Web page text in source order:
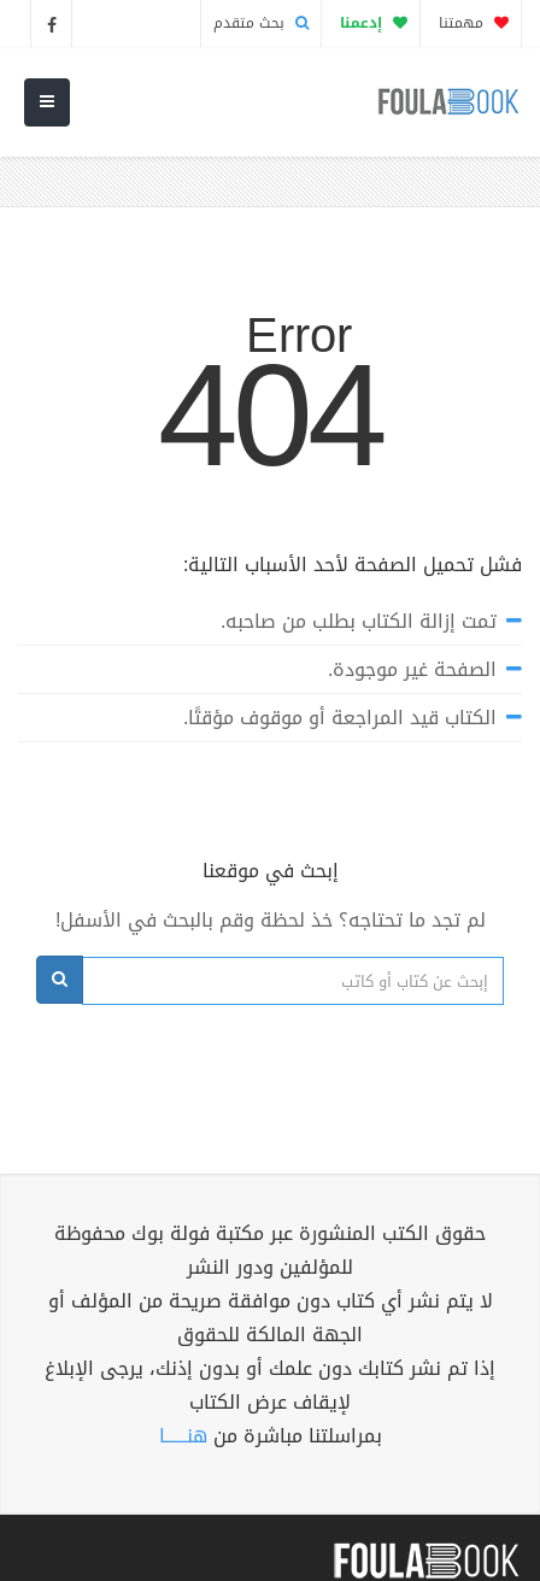
مهمتنا إدعمنا بحث متقدم
Error
404
فشل تحميل الصفحة لأحد الأسباب التالية:
تمت إزالة الكتاب بطلب من صاحبه.
الصفحة غير موجودة.
الكتاب قيد المراجعة أو موقوف مؤقتًا.
إبحث في موقعنا
لم تجد ما تحتاجه؟ خذ لحظة وقم بالبحث في الأسفل!
حقوق الكتب المنشورة عبر مكتبة فولة بوك محفوظة
للمؤلفين ودور النشر
لا يتم نشر أي كتاب دون موافقة صريحة من المؤلف أو
الجهة المالكة للحقوق
إذا تم نشر كتابك دون علمك أو بدون إذنك، يرجى الإبلاغ
لإيقاف عرض الكتاب
بمراسلتنا مباشرة من هنــــــا